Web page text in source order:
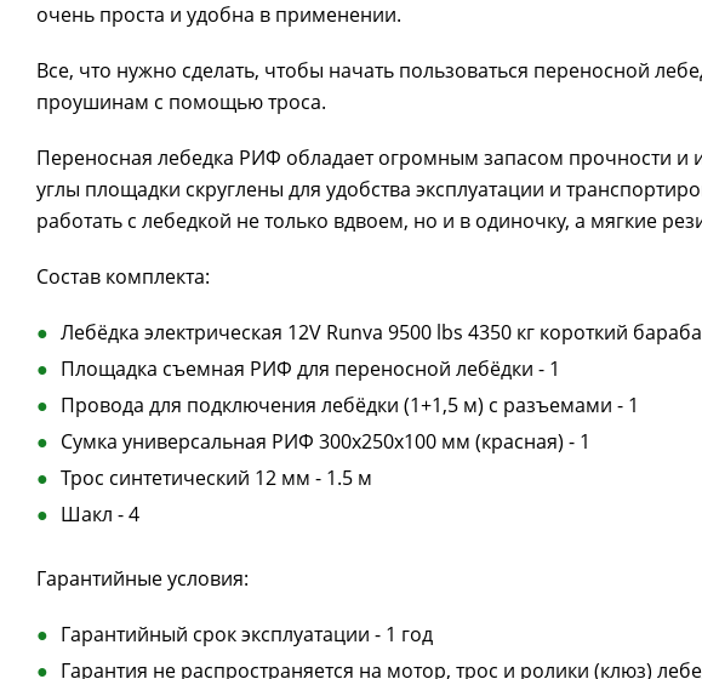
очень проста и удобна в применении.
Все, что нужно сделать, чтобы начать пользоваться переносной
проушинам с помощью троса.
Переносная лебедка РИФ обладает огромным запасом прочности и
углы площадки скруглены для удобства эксплуатации и
работать с лебедкой не только вдвоем, но и в одиночку, а мягкие
Состав комплекта:
Лебёдка электрическая 12V Runva 9500 lbs 4350 кг короткий
Площадка съемная РИФ для переносной лебёдки - 1
Провода для подключения лебёдки (1+1,5 м) с разъемами - 1
Сумка универсальная РИФ 300х250х100 мм (красная) - 1
Трос синтетический 12 мм - 1.5 м
Шакл - 4
Гарантийные условия:
Гарантийный срок эксплуатации - 1 год
Гарантия не распространяется на мотор, трос и ролики (клюз)